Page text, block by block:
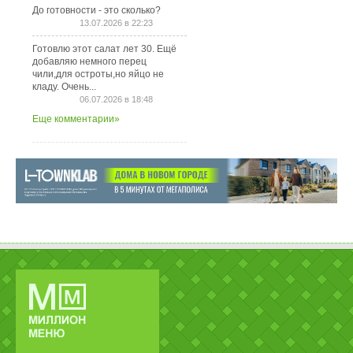
До готовности - это сколько?
13.07.2026 в 22:23
Готовлю этот салат лет 30. Ещё
добавляю немного перец
чили,для остроты,но яйцо не
кладу. Очень...
06.07.2026 в 18:48
Еще комментарии»